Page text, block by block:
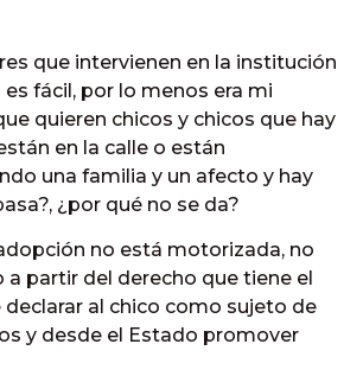
que intervienen en la institución
fácil, por lo menos era mi
quieren chicos y chicos que hay
en la calle o están
una familia y un afecto y hay
¿por qué no se da?
no está motorizada, no
partir del derecho que tiene el
al chico como sujeto de
y desde el Estado promover